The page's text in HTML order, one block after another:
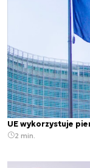
UE wykorzystuje
2 min.